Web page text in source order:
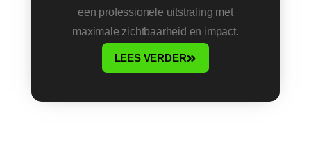
een professionele uitstraling met
maximale zichtbaarheid en impact.
LEES VERDER